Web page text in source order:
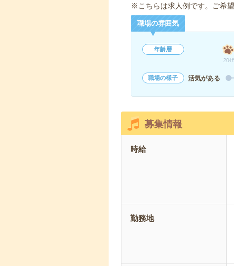
※こちらは求人例です。ご希
職場の雰囲気
年齢層
20代
職場の様子 活気がある
募集情報
時給
勤務地